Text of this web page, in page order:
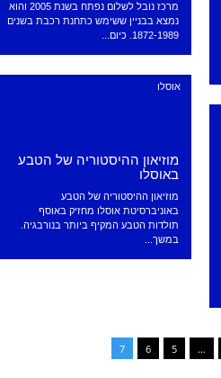
מרכז נובל לשלום נפתח בשנת 2005 והוא
נמצא בבניין ששימש כתחנת רכבת בשנים
1872-1989. כיום...
אוסלו
מוזיאון ההיסטוריה של הטבע
באוסלו
מוזיאון ההיסטוריה של הטבע
באוניברסיטת אוסלו מחזיק באוסף
תולדות הטבע המקיף ביותר בנורבגיה.
במשך...
…
5
6
7